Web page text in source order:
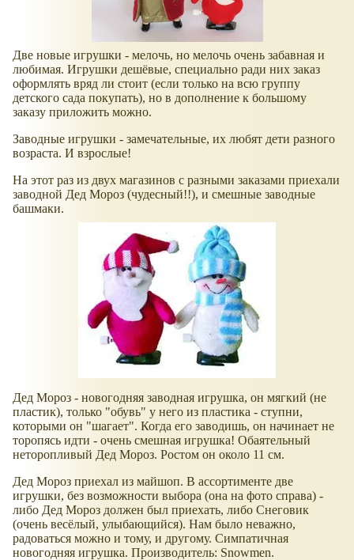
Две новые игрушки - мелочь, но мелочь очень забавная и
любимая. Игрушки дешёвые, специально ради них заказ
оформлять вряд ли стоит (если только на всю группу
детского сада покупать), но в дополнение к большому
заказу приложить можно.
Заводные игрушки - замечательные, их любят дети разного
возраста. И взрослые!
На этот раз из двух магазинов с разными заказами приехали
заводной Дед Мороз (чудесный!!), и смешные заводные
башмаки.
Дед Мороз - новогодняя заводная игрушка, он мягкий (не
пластик), только "обувь" у него из пластика - ступни,
которыми он "шагает". Когда его заводишь, он начинает не
торопясь идти - очень смешная игрушка! Обаятельный
неторопливый Дед Мороз. Ростом он около 11 см.
Дед Мороз приехал из майшоп. В ассортименте две
игрушки, без возможности выбора (она на фото справа) -
либо Дед Мороз должен был приехать, либо Снеговик
(очень весёлый, улыбающийся). Нам было неважно,
радоваться можно и тому, и другому. Симпатичная
новогодняя игрушка. Производитель: Snowmen.